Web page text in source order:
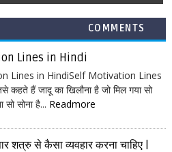
COMMENTS
Lines in Hindi
Lines in HindiSelf Motivation Lines
कहते हैं जादू का खिलौना है जो मिल गया सो
सो सोना है... Readmore
शत्रु से कैसा व्यवहार करना चाहिए |